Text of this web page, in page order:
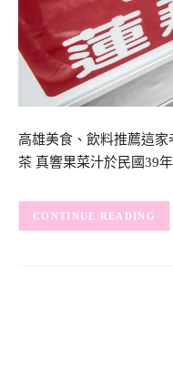
高雄美食、飲料推薦這
茶 真響果菜汁於民國39
CONTINUE READING